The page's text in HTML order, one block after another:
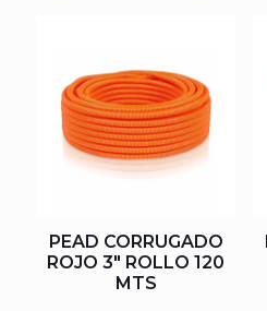
PEAD CORRUGADO
ROJO 3″ ROLLO 120
MTS